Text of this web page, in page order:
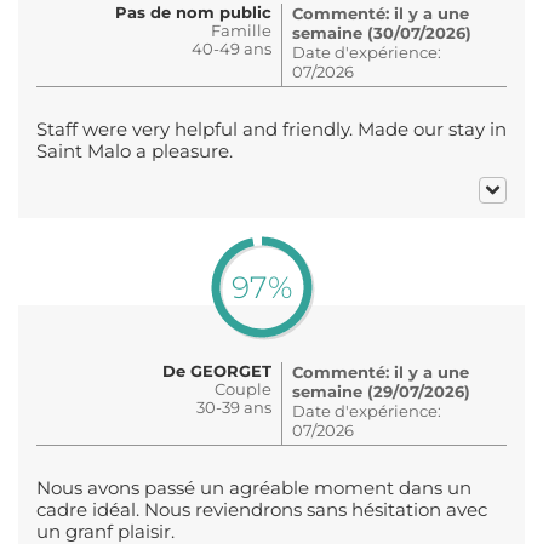
Pas de nom public
Famille
40-49 ans
Commenté: il y a une
semaine (30/07/2026)
Date d'expérience:
07/2026
Staff were very helpful and friendly. Made our stay in
Saint Malo a pleasure.
97%
De GEORGET
Couple
30-39 ans
Commenté: il y a une
semaine (29/07/2026)
Date d'expérience:
07/2026
Nous avons passé un agréable moment dans un
cadre idéal. Nous reviendrons sans hésitation avec
un granf plaisir.